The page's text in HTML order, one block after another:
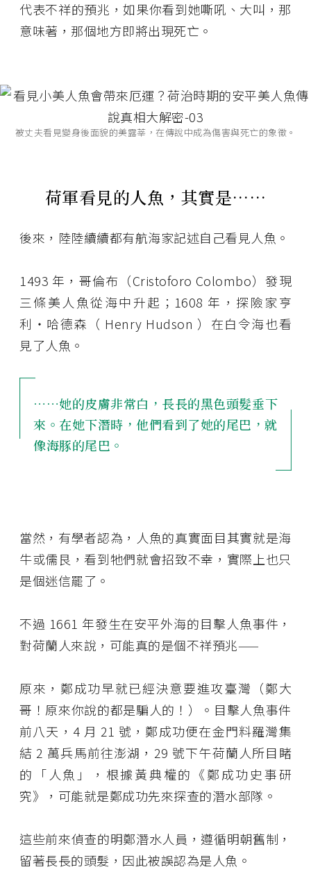
代表不祥的預兆，如果你看到她嘶吼、大叫，那
意味著，那個地方即將出現死亡。
被丈夫看見變身後面貌的美露莘，在傳說中成為傷害與死亡的象徵。
荷軍看見的人魚，其實是……
後來，陸陸續續都有航海家記述自己看見人魚。
1493 年，哥倫布（Cristoforo Colombo）發現
三條美人魚從海中升起；1608 年，探險家亨
利・哈德森（ Henry Hudson ）在白令海也看
見了人魚。
……她的皮膚非常白，長長的黑色頭髮垂下
來。在她下潛時，他們看到了她的尾巴，就
像海豚的尾巴。
當然，有學者認為，人魚的真實面目其實就是海
牛或儒艮，看到牠們就會招致不幸，實際上也只
是個迷信罷了。
不過 1661 年發生在安平外海的目擊人魚事件，
對荷蘭人來說，可能真的是個不祥預兆——
原來，鄭成功早就已經決意要進攻臺灣（鄭大
哥！原來你說的都是騙人的！）。目擊人魚事件
前八天，4 月 21 號，鄭成功便在金門料羅灣集
結 2 萬兵馬前往澎湖，29 號下午荷蘭人所目睹
的「人魚」，根據黃典權的《鄭成功史事研
究》，可能就是鄭成功先來探查的潛水部隊。
這些前來偵查的明鄭潛水人員，遵循明朝舊制，
留著長長的頭髮，因此被誤認為是人魚。